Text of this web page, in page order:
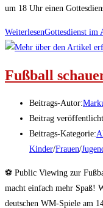
um 18 Uhr einen
WeiterlesenGottesdienst im
Fußball
Beitrags-Autor:
Beitrag
Beitrags-Kategorie:
Kinder/Frauen/
⚽ Public Viewing zur
macht einfach mehr Spaß!
deutschen WM-Spiele am